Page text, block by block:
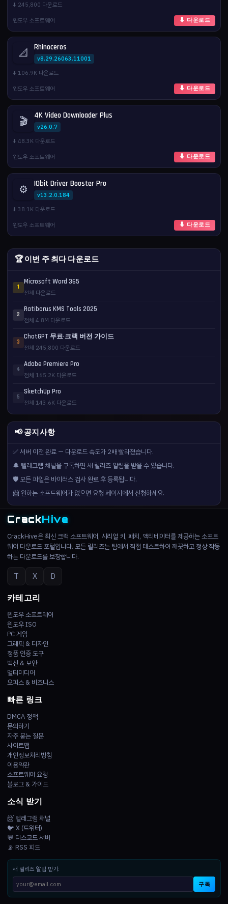
⬇️ 245,800 다운로드
윈도우 소프트웨어
⬇ 다운로드
📐 Rhinoceros
v8.29.26063.11001
⬇️ 106.9K 다운로드
윈도우 소프트웨어
⬇ 다운로드
🎬 4K Video Downloader Plus
v26.0.7
⬇️ 48.3K 다운로드
윈도우 소프트웨어
⬇ 다운로드
⚙️ IObit Driver Booster Pro
v13.2.0.184
⬇️ 38.1K 다운로드
윈도우 소프트웨어
⬇ 다운로드
🏆 이번 주 최다 다운로드
1
Microsoft Word 365
전체 다운로드
2
Ratiborus KMS Tools 2025
전체 4.8M 다운로드
3
ChatGPT 무료·크랙 버전 가이드
전체 245,800 다운로드
4
Adobe Premiere Pro
전체 165.2K 다운로드
5
SketchUp Pro
전체 143.6K 다운로드
📢 공지사항
✅ 서버 이전 완료 — 다운로드 속도가 2배 빨라졌습니다.
🔔 텔레그램 채널을 구독하면 새 릴리즈 알림을 받을 수 있습니다.
🛡️ 모든 파일은 바이러스 검사 완료 후 등록됩니다.
📨 원하는 소프트웨어가 없으면 요청 페이지에서 신청하세요.
CrackHive
CrackHive은 최신 크랙 소프트웨어, 시리얼 키, 패치, 액티베이터를 제공하는 소프트
웨어 다운로드 포털입니다. 모든 릴리즈는 팀에서 직접 테스트하여 깨끗하고 정상 작동
하는 다운로드를 보장합니다.
T X D
카테고리
윈도우 소프트웨어
윈도우 ISO
PC 게임
그래픽 & 디자인
정품 인증 도구
백신 & 보안
멀티미디어
오피스 & 비즈니스
빠른 링크
DMCA 정책
문의하기
자주 묻는 질문
사이트맵
개인정보처리방침
이용약관
소프트웨어 요청
블로그 & 가이드
소식 받기
📨 텔레그램 채널
🐦 X (트위터)
💬 디스코드 서버
📡 RSS 피드
새 릴리즈 알림 받기:
구독